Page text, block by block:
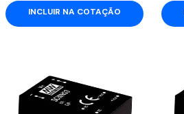
INCLUIR NA COTAÇÃO